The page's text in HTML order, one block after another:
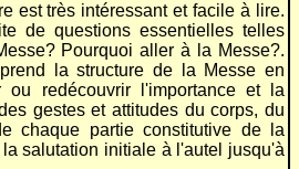
est très intéressant et facile à lire.
de questions essentielles telles
Pourquoi aller à la Messe?.
la structure de la Messe en
ou redécouvrir l'importance et la
gestes et attitudes du corps, du
chaque partie constitutive de la
salutation initiale à l'autel jusqu'à